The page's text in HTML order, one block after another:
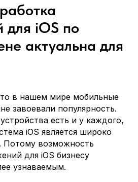
для iOS по
актуальна для
в нашем мире мобильные
завоевали популярность.
есть и у каждого,
iOS является широко
Потому возможность
для iOS бизнесу
узнаваемым.